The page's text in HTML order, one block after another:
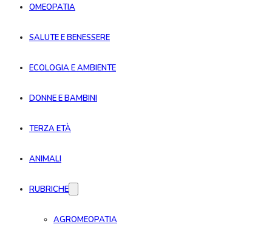
OMEOPATIA
SALUTE E BENESSERE
ECOLOGIA E AMBIENTE
DONNE E BAMBINI
TERZA ETÀ
ANIMALI
RUBRICHE
AGROMEOPATIA